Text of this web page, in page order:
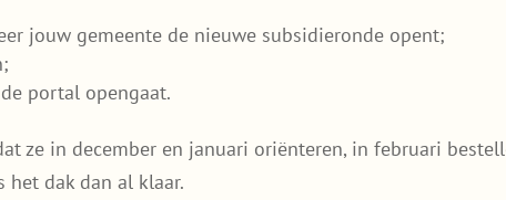
jouw gemeente de nieuwe subsidieronde opent;
portal opengaat.
ze in december en januari oriënteren, in februari
het dak dan al klaar.